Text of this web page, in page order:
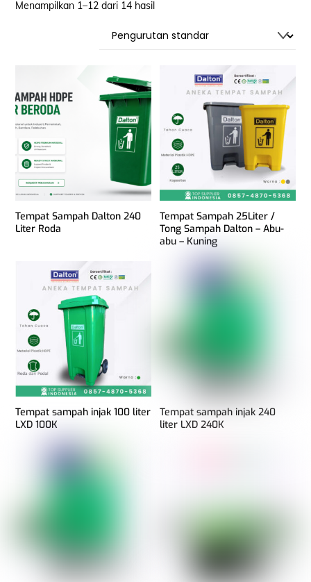
Menampilkan 1–12 dari 14 hasil
Tempat Sampah Dalton 240
Liter Roda
Tempat Sampah 25Liter /
Tong Sampah Dalton – Abu-
abu – Kuning
Tempat sampah injak 100 liter
LXD 100K
Tempat sampah injak 240
liter LXD 240K